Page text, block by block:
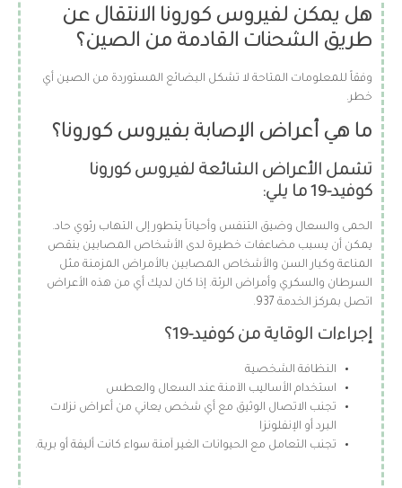
هل يمكن لفيروس كورونا الانتقال عن
طريق الشحنات القادمة من الصين؟
وفقاً للمعلومات المتاحة لا تشكل البضائع المستوردة من الصين أي
خطر.
ما هي أعراض الإصابة بفيروس كورونا؟
تشمل الأعراض الشائعة لفيروس كورونا
كوفيد-19 ما يلي:
الحمى والسعال وضيق التنفس وأحياناً يتطور إلى التهاب رئوي حاد.
يمكن أن يسبب مضاعفات خطيرة لدى الأشخاص المصابين بنقص
المناعة وكبار السن والأشخاص المصابين بالأمراض المزمنة مثل
السرطان والسكري وأمراض الرئة. إذا كان لديك أي من هذه الأعراض
اتصل بمركز الخدمة 937.
إجراءات الوقاية من كوفيد-19؟
النظافة الشخصية
استخدام الأساليب الآمنة عند السعال والعطس
تجنب الاتصال الوثيق مع أي شخص يعاني من أعراض نزلات
البرد أو الإنفلونزا
تجنب التعامل مع الحيوانات الغير آمنة سواء كانت أليفة أو برية.